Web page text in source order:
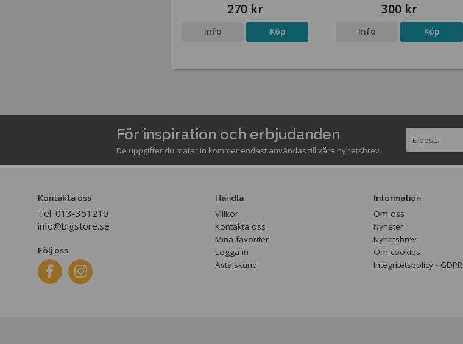
270 kr
Info Köp
300 kr
Info Köp
För inspiration och erbjudanden
De uppgifter du matar in kommer endast användas till våra nyhetsbrev.
Kontakta oss
Tel. 013-351210
info@bigstore.se
Följ oss
Handla
Villkor
Kontakta oss
Mina favoriter
Logga in
Avtalskund
Information
Om oss
Nyheter
Nyhetsbrev
Om cookies
Integritetspolicy - GDPR